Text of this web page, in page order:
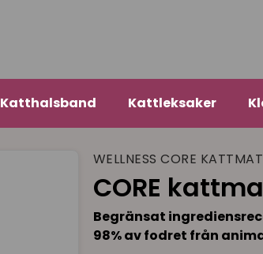
Katthalsband Kattleksaker
WELLNESS CORE KATTMAT
CORE
Begränsat
98% av fodret från